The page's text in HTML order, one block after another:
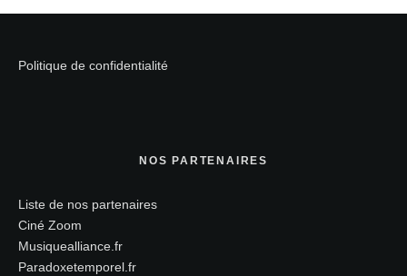
Politique de confidentialité
NOS PARTENAIRES
Liste de nos partenaires
Ciné Zoom
Musiquealliance.fr
Paradoxetemporel.fr